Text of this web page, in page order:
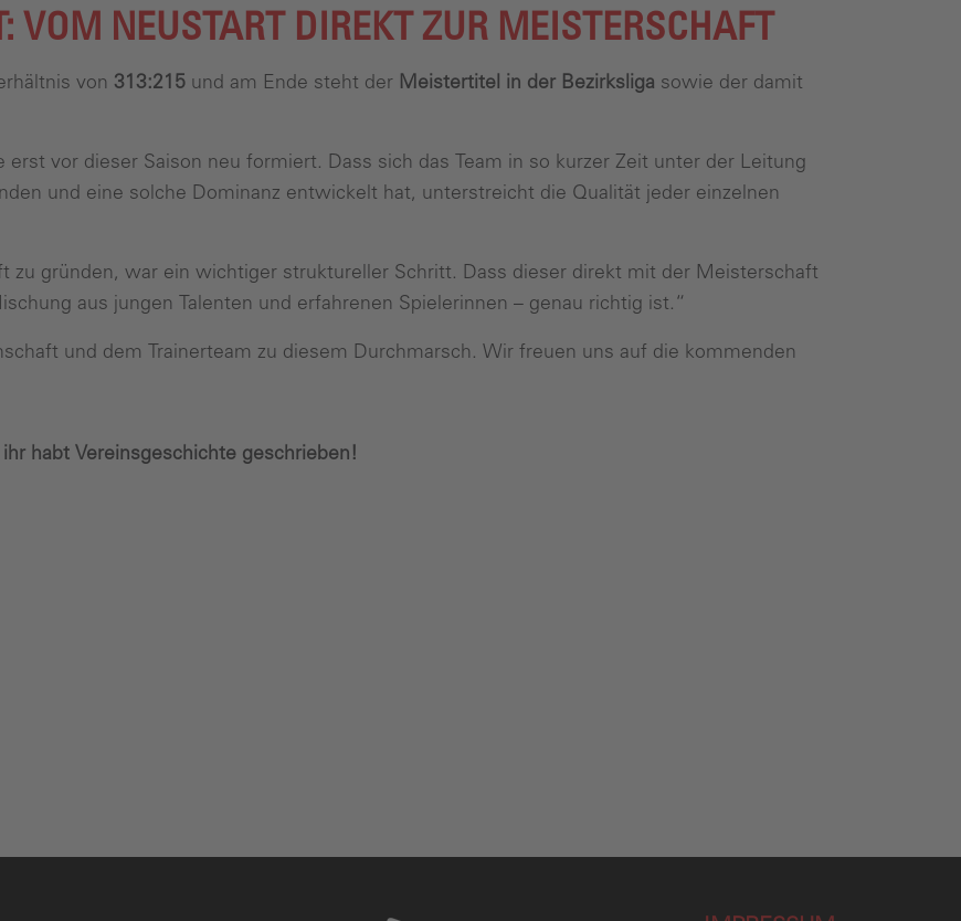
VOM NEUSTART DIREKT ZUR MEISTERSCHAFT
von 313:215 und am Ende steht der Meistertitel in der Bezirksliga sowie der damit
vor dieser Saison neu formiert. Dass sich das Team in so kurzer Zeit unter der Leitung
und eine solche Dominanz entwickelt hat, unterstreicht die Qualität jeder einzelnen
zu gründen, war ein wichtiger struktureller Schritt. Dass dieser direkt mit der Meisterschaft
aus jungen Talenten und erfahrenen Spielerinnen – genau richtig ist.“
und dem Trainerteam zu diesem Durchmarsch. Wir freuen uns auf die kommenden
habt Vereinsgeschichte geschrieben!